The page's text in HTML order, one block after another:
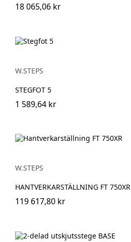
18 065,06 kr
W.STEPS
STEGFOT 5
1 589,64 kr
W.STEPS
HANTVERKARSTÄLLNING FT 750XR
119 617,80 kr